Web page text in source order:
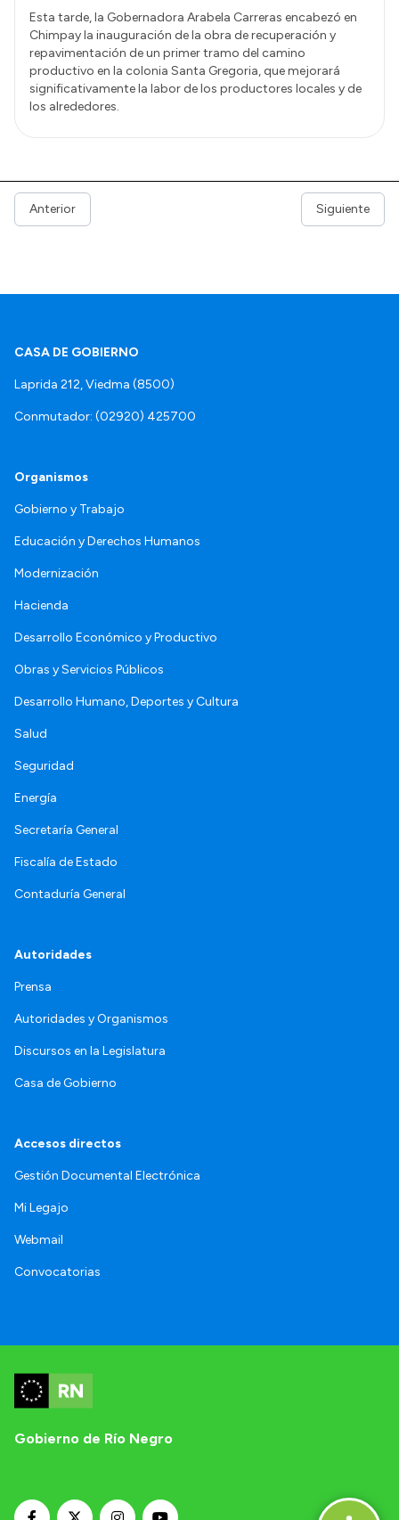
Esta tarde, la Gobernadora Arabela Carreras encabezó en
Chimpay la inauguración de la obra de recuperación y
repavimentación de un primer tramo del camino
productivo en la colonia Santa Gregoria, que mejorará
significativamente la labor de los productores locales y de
los alrededores.
Anterior Siguiente
CASA DE GOBIERNO
Laprida 212, Viedma (8500)
Conmutador: (02920) 425700
Organismos
Gobierno y Trabajo
Educación y Derechos Humanos
Modernización
Hacienda
Desarrollo Económico y Productivo
Obras y Servicios Públicos
Desarrollo Humano, Deportes y Cultura
Salud
Seguridad
Energía
Secretaría General
Fiscalía de Estado
Contaduría General
Autoridades
Prensa
Autoridades y Organismos
Discursos en la Legislatura
Casa de Gobierno
Accesos directos
Gestión Documental Electrónica
Mi Legajo
Webmail
Convocatorias
Gobierno de Río Negro